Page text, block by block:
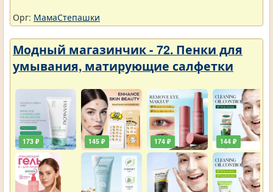
Орг: МамаСтепашки
Модный магазинчик - 72. Пенки для
умывания, матирующие салфетки
173 ₽ 145 ₽ 174 ₽ 144 ₽